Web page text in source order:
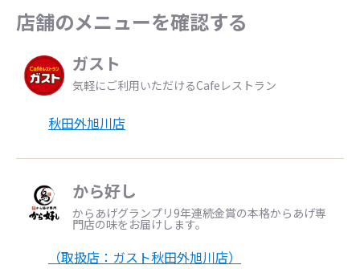
店舗のメニューを確認する
ガスト
気軽にご利用いただけるCafeレストラン
秋田外旭川店
から好し
からあげグランプリ9年連続金賞の本格からあげ専
門店の味をお届けします。
（取扱店：ガスト秋田外旭川店）